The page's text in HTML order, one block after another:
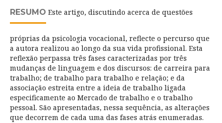
RESUMO Este artigo, discutindo acerca de questões
próprias da psicologia vocacional, reflecte o percurso que
a autora realizou ao longo da sua vida profissional. Esta
reflexão perpassa três fases caracterizadas por três
mudanças de linguagem e dos discursos: de carreira para
trabalho; de trabalho para trabalho e relação; e da
associação estreita entre a ideia de trabalho ligada
especificamente ao Mercado de trabalho e o trabalho
pessoal. São apresentadas, nessa sequência, as alterações
que decorrem de cada uma das fases atrás enumeradas.